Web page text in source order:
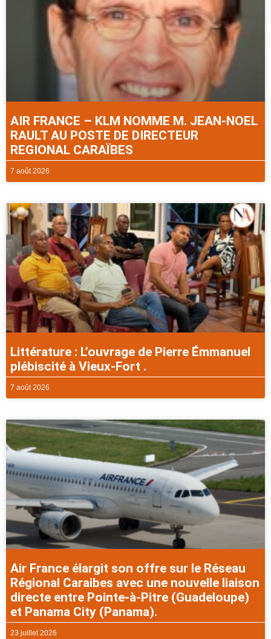
AIR FRANCE – KLM NOMME M. JEAN-NOEL
RAULT AU POSTE DE DIRECTEUR
REGIONAL CARAÏBES
7 août 2026
Littérature : L’ouvrage de Pierre Émmanuel
plébiscité à Vieux-Fort .
7 août 2026
Air France élargit son offre sur le Réseau
Régional Caraibes avec une nouvelle liaison
directe entre Pointe-à-Pitre (Guadeloupe)
et Panama City (Panama).
23 juillet 2026